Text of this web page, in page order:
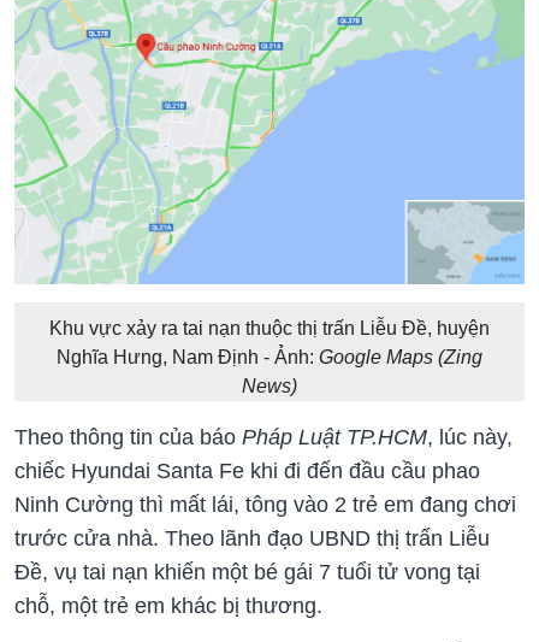
Khu vực xảy ra tai nạn thuộc thị trấn Liễu Đề, huyện
Nghĩa Hưng, Nam Định - Ảnh: Google Maps (Zing
News)
Theo thông tin của báo Pháp Luật TP.HCM, lúc này,
chiếc Hyundai Santa Fe khi đi đến đầu cầu phao
Ninh Cường thì mất lái, tông vào 2 trẻ em đang chơi
trước cửa nhà. Theo lãnh đạo UBND thị trấn Liễu
Đề, vụ tai nạn khiến một bé gái 7 tuổi tử vong tại
chỗ, một trẻ em khác bị thương.